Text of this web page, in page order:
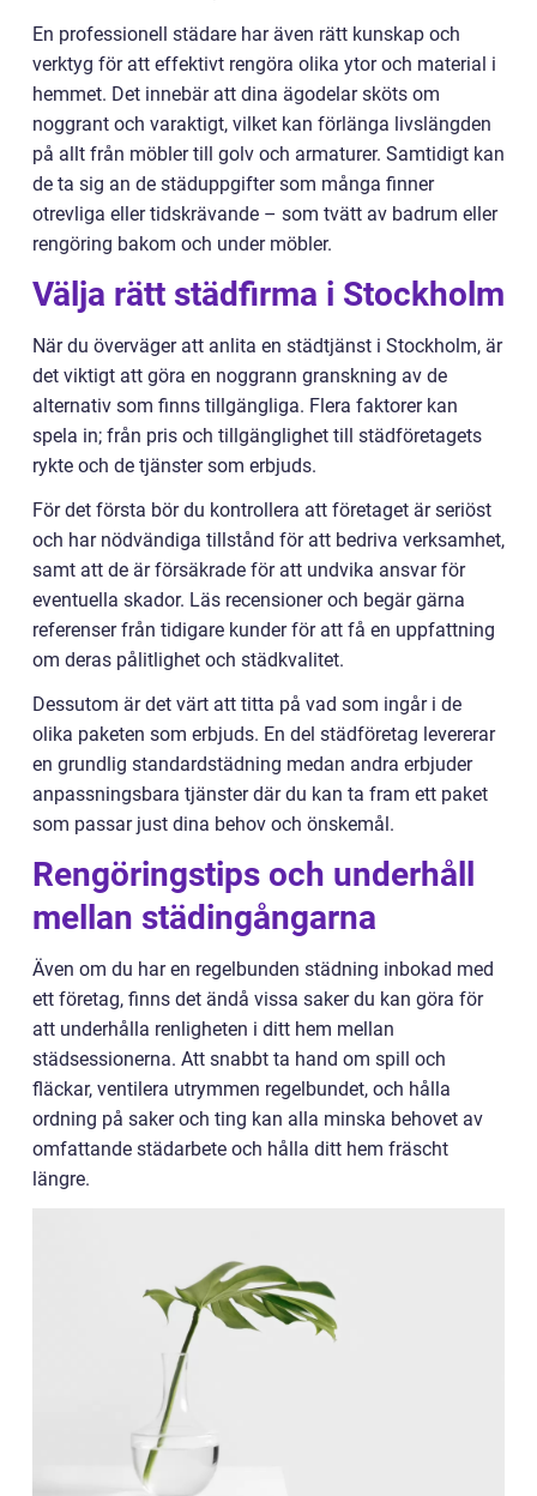
En professionell städare har även rätt kunskap och
verktyg för att effektivt rengöra olika ytor och material i
hemmet. Det innebär att dina ägodelar sköts om
noggrant och varaktigt, vilket kan förlänga livslängden
på allt från möbler till golv och armaturer. Samtidigt kan
de ta sig an de städuppgifter som många finner
otrevliga eller tidskrävande – som tvätt av badrum eller
rengöring bakom och under möbler.
Välja rätt städfirma i Stockholm
När du överväger att anlita en städtjänst i Stockholm, är
det viktigt att göra en noggrann granskning av de
alternativ som finns tillgängliga. Flera faktorer kan
spela in; från pris och tillgänglighet till städföretagets
rykte och de tjänster som erbjuds.
För det första bör du kontrollera att företaget är seriöst
och har nödvändiga tillstånd för att bedriva verksamhet,
samt att de är försäkrade för att undvika ansvar för
eventuella skador. Läs recensioner och begär gärna
referenser från tidigare kunder för att få en uppfattning
om deras pålitlighet och städkvalitet.
Dessutom är det värt att titta på vad som ingår i de
olika paketen som erbjuds. En del städföretag levererar
en grundlig standardstädning medan andra erbjuder
anpassningsbara tjänster där du kan ta fram ett paket
som passar just dina behov och önskemål.
Rengöringstips och underhåll
mellan städingångarna
Även om du har en regelbunden städning inbokad med
ett företag, finns det ändå vissa saker du kan göra för
att underhålla renligheten i ditt hem mellan
städsessionerna. Att snabbt ta hand om spill och
fläckar, ventilera utrymmen regelbundet, och hålla
ordning på saker och ting kan alla minska behovet av
omfattande städarbete och hålla ditt hem fräscht
längre.